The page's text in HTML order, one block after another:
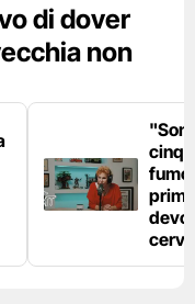
di dover
non
fumo
devo